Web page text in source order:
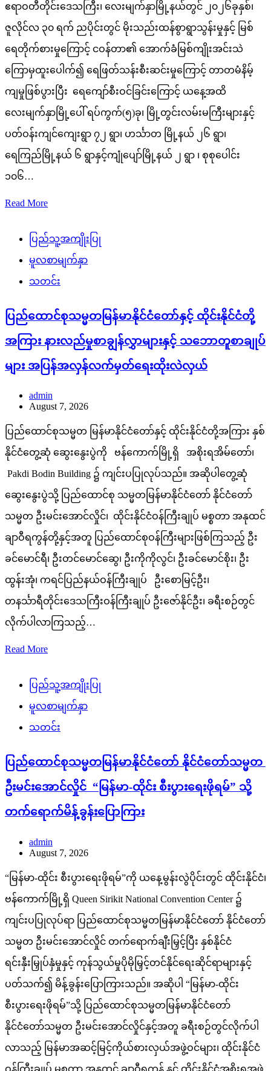
ဧရာဝတီတိုင်းဒေသကြီး၊ လေးမျက်နှာမြို့နယ်တွင် ၂၀၂၆ခုနှစ်၊
ဇူလိုင်လ ၃၀ ရက် ညပိုင်းတွင် မိုးသည်းထန်စွာရွာသွန်းမှုနှင့် မြစ်
ရေတိုက်စားမှုကြောင့် ငဝန်တာ၏ အောက်ခံမြစ်ကျိုးအင်းသဲ
ကြောမှထူးပေါက်၍ ရေဖြတ်သန်းစီးဆင်းမှုကြောင့် တာတမံနိမ့်
ကျမှုဖြစ်ပွားပြီး ရေကျော်စီးဝင်ခြင်းကြောင့် ယနေ့အထိ
လေးမျက်နှာမြို့ပေါ် ရပ်ကွက်(၅)ခု၊ မြို့တွင်းလမ်းမကြီးများနှင့်
ပတ်ဝန်းကျင်ကျေးရွာ ၇၂ ရွာ၊ ဟင်္သာတ မြို့နယ် ၂၆ ရွာ၊
ရေကြည်မြို့နယ် ၆ ရွာနှင့်ကျုံပျော်မြို့နယ် ၂ ရွာ ၊ စုစုပေါင်း
၁၀၆…
Read More
ပြည်သူ့အကျိုးပြု
မူလစာမျက်နှာ
သတင်း
ပြည်ထောင်စုသမ္မတမြန်မာနိုင်ငံတော်နှင့် ထိုင်းနိုင်ငံတို့
အကြား နားလည်မှုစာချွန်လွှာများနှင့် သဘောတူစာချုပ်
များ အပြန်အလှန်လက်မှတ်ရေးထိုးလဲလှယ်
admin
August 7, 2026
ပြည်ထောင်စုသမ္မတ မြန်မာနိုင်ငံတော်နှင့် ထိုင်းနိုင်ငံတို့အကြား နှစ်
နိုင်ငံတွေ့ဆုံ ဆွေးနွေးပွဲကို ဗန်ကောက်မြို့ရှိ အစိုးရအိမ်တော်၊
Pakdi Bodin Building ၌ ကျင်းပပြုလုပ်သည်။ အဆိုပါတွေ့ဆုံ
ဆွေးနွေးပွဲသို့ ပြည်ထောင်စု သမ္မတမြန်မာနိုင်ငံတော် နိုင်ငံတော်
သမ္မတ ဦးမင်းအောင်လှိုင်၊ ထိုင်းနိုင်ငံဝန်ကြီးချုပ် မစ္စတာ အနုထင်
ချာဝီရကွန်တို့နှင့်အတူ ပြည်ထောင်စုဝန်ကြီးများဖြစ်ကြသည့် ဦး
ခင်မောင်ရီ၊ ဦးတင်မောင်ဆွေ၊ ဦးကိုကိုလွင်၊ ဦးခင်မောင်စိုး၊ ဦး
ထွန်းအုံ၊ ကရင်ပြည်နယ်ဝန်ကြီးချုပ် ဦးစောမြင့်ဦး၊
တနင်္သာရီတိုင်းဒေသကြီးဝန်ကြီးချုပ် ဦးဇော်နိုင်ဦး၊ ခရီးစဉ်တွင်
လိုက်ပါလာကြသည့်…
Read More
ပြည်သူ့အကျိုးပြု
မူလစာမျက်နှာ
သတင်း
ပြည်ထောင်စုသမ္မတမြန်မာနိုင်ငံတော် နိုင်ငံတော်သမ္မတ
ဦးမင်းအောင်လှိုင် “မြန်မာ-ထိုင်း စီးပွားရေးဖိုရမ်” သို့
တက်ရောက်မိန့်ခွန်းပြောကြား
admin
August 7, 2026
“မြန်မာ-ထိုင်း စီးပွားရေးဖိုရမ်”ကို ယနေ့မွန်းလွဲပိုင်းတွင် ထိုင်းနိုင်ငံ၊
ဗန်ကောက်မြို့ရှိ Queen Sirikit National Convention Center ၌
ကျင်းပပြုလုပ်ရာ ပြည်ထောင်စုသမ္မတမြန်မာနိုင်ငံတော် နိုင်ငံတော်
သမ္မတ ဦးမင်းအောင်လှိုင် တက်ရောက်ချီးမြှင့်ပြီး နှစ်နိုင်ငံ
ရင်းနှီးမြှုပ်နှံမှုနှင့် ကုန်သွယ်မှုပိုမိုမြှင့်တင်နိုင်ရေးဆိုင်ရာများနှင့်
ပတ်သက်၍ မိန့်ခွန်းပြောကြားသည်။ အဆိုပါ “မြန်မာ-ထိုင်း
စီးပွားရေးဖိုရမ်”သို့ ပြည်ထောင်စုသမ္မတမြန်မာနိုင်ငံတော်
နိုင်ငံတော်သမ္မတ ဦးမင်းအောင်လှိုင်နှင့်အတူ ခရီးစဉ်တွင်လိုက်ပါ
လာသည့် မြန်မာအဆင့်မြင့်ကိုယ်စားလှယ်အဖွဲ့ဝင်များ၊ ထိုင်းနိုင်ငံ
ဝန်ကြီးချုပ် မစ္စတာ အနုထင် ချာဝီရကွန် နှင့် ထိုင်းနိုင်ငံအစိုးရအဖွဲ့